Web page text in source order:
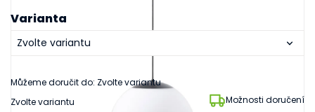
Zvolte variantu Možnosti doručení
Varianta
Můžeme doručit do: Zvolte variantu